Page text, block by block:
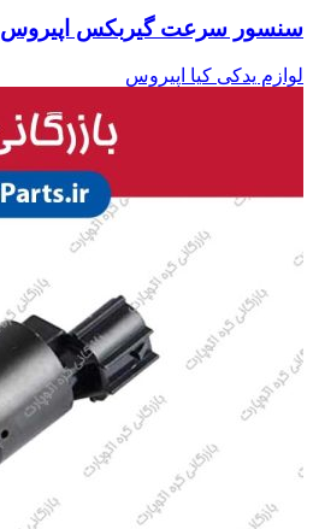
سنسور سرعت گیربکس اپیروس
لوازم یدکی کیا اپیروس